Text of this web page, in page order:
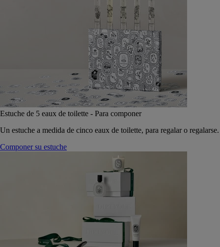
Estuche de 5 eaux de toilette - Para componer
Un estuche a medida de cinco eaux de toilette, para regalar o regalarse.
Componer su estuche